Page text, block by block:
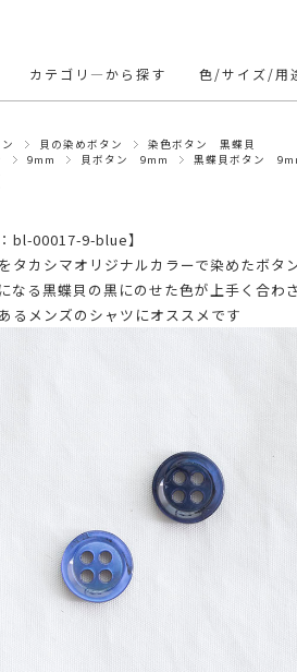
カテゴリ―から探す
ルボタン 本水牛ボタン
ップボタン
トボタン
ューボタン ヴィンテージ
色/サイズ/用
20mm
～21mm
23mm
ブラック グレー ブラウン
貝の染めボタン
染色ボタン 黒蝶貝
9mm 貝ボタン 9mm
黒蝶貝ボタン
：bl-00017-9-blue】
タカシマオリジナルカラーで染めたボタン
なる黒蝶貝の黒にのせた色が上手く合わ
るメンズのシャツにオススメです